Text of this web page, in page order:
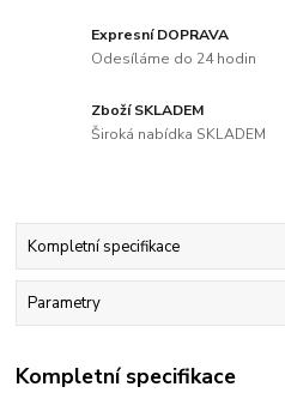
Expresní DOPRAVA
Odesíláme do 24 hodin
Zboží SKLADEM
Široká nabídka SKLADEM
Kompletní specifikace
Parametry
Kompletní specifikace